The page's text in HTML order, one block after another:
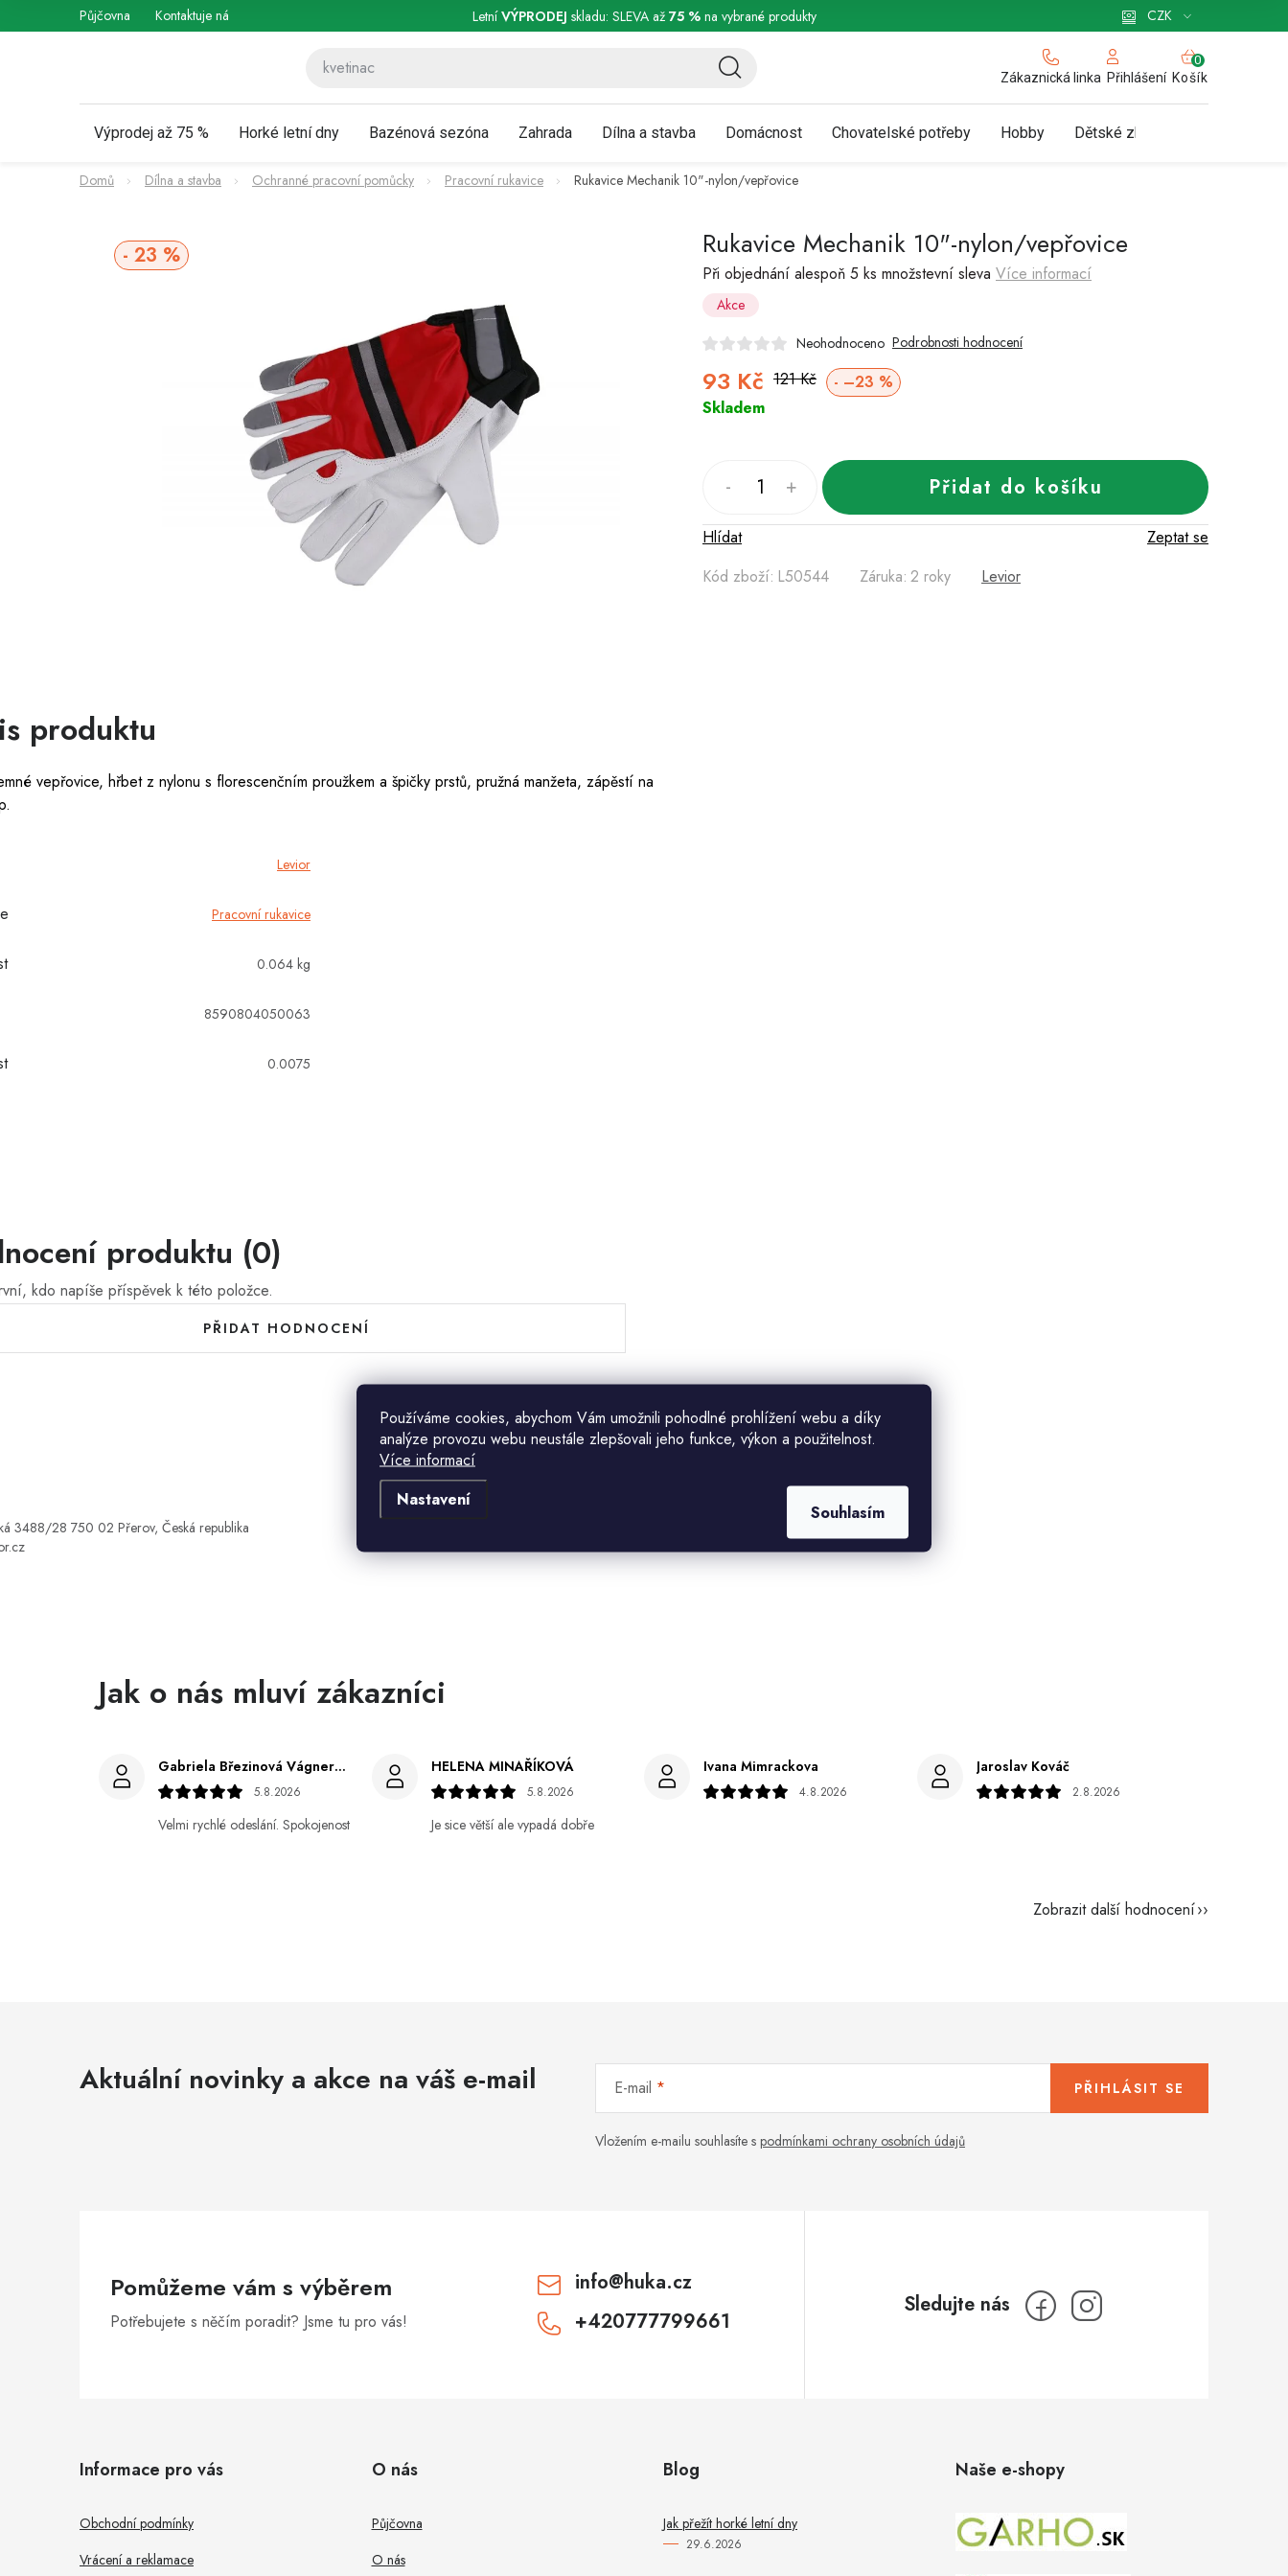
Používáme cookies, abychom Vám umožnili pohodlné prohlížení webu a díky
analýze provozu webu neustále zlepšovali jeho funkce, výkon a použitelnost.
Více informací
Nastavení
Souhlasím
na
Půjčovna Kontaktuje nás Vrácení a reklamace Podmínky ochrany osobních údajů Obchodní podmínky pro podnikatele Zásady používání cookies
CZK
LetníVÝPRODEJ skladu: SLEVA až 75 %na vybrané produkty
Zákaznická linka Přihlášení
NÁKUPNÍ
KOŠÍK
Košík
Výprodej až 75 % Horké letní dny Bazénová sezóna Zahrada Dílna a stavba Domácnost Chovatelské potřeby Hobby Dětské zboží a hračky
Domů Dílna a stavba Ochranné pracovní pomůcky Pracovní rukavice Rukavice Mechanik 10"-nylon/vepřovice
Rukavice Mechanik 10"-nylon/vepřovice
Akce
Při objednání alespoň 5 ks množstevní sleva Více informací
Neohodnoceno Podrobnosti hodnocení
121 Kč –23 %
93 Kč
Skladem
Přidat do košíku
Kód zboží: L50544 Záruka: 2 roky Levior
Zeptat se
Hlídat
23 %
produktu
vepřovice, hřbet z nylonu s florescenčním proužkem a špičky prstů, pružná manžeta, zápěstí na
Levior
Pracovní rukavice
0.064 kg
8590804050063
0.0075
produktu (0)
kdo napíše příspěvek k této položce.
PŘIDAT HODNOCENÍ
3488/28 750 02 Přerov, Česká republika
Gabriela Březinová Vágnerová
5.8.2026
Velmi rychlé odeslání. Spokojenost
HELENA MINAŘÍKOVÁ
5.8.2026
Je sice větší ale vypadá dobře
Ivana Mimrackova
4.8.2026
Jaroslav Kováč
2.8.2026
Zobrazit další hodnocení
Aktuální novinky a akce na váš e-mail E-mail
Vložením e-mailu souhlasíte s podmínkami ochrany osobních údajů
PŘIHLÁSIT SE
Pomůžeme vám s výběrem
Potřebujete s něčím poradit? Jsme tu pro vás!
info@huka.cz
+420777799661
Informace pro vás
Obchodní podmínky
Vrácení a reklamace
O nás
Půjčovna
O nás
Blog
Jak přežít horké letní dny
29.6.2026
Naše e-shopy